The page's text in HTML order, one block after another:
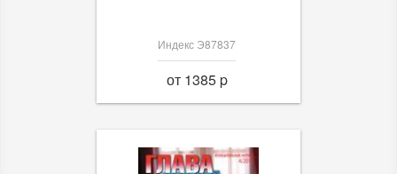
Индекс Э87837
от 1385 p